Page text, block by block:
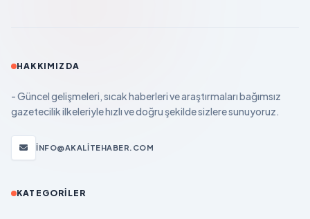
HAKKIMIZDA
- Güncel gelişmeleri, sıcak haberleri ve araştırmaları bağımsız
gazetecilik ilkeleriyle hızlı ve doğru şekilde sizlere sunuyoruz.
INFO@AKALITEHABER.COM
KATEGORILER